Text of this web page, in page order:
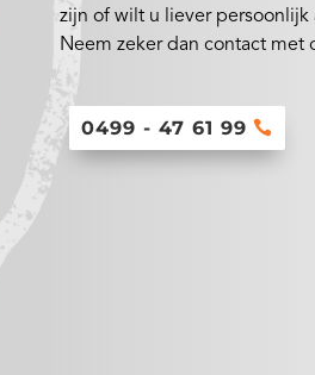
zijn of wilt u liever persoonlijk
Neem zeker dan contact met
0499 - 47 61 99